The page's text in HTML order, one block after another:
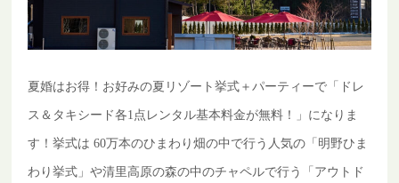
夏婚はお得！お好みの夏リゾート挙式＋パーティーで「ドレ
ス＆タキシード各1点レンタル基本料金が無料！」になりま
す！挙式は60万本のひまわり畑の中で行う人気の「明野ひま
わり挙式」や清里高原の森の中のチャペルで行う「アウトド